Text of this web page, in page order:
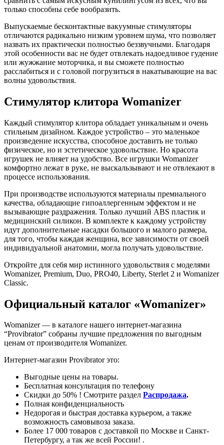
только способны себе вообразить.
Выпускаемые бесконтактные вакуумные стимуляторы
отличаются радикально низким уровнем шума, что позволяет
назвать их практически полностью беззвучными. Благодаря
этой особенности вас не будет отвлекать надоедливое гудение
или жужжание моторчика, и вы сможете полностью
расслабиться и с головой погрузиться в накатывающие на вас
волны удовольствия.
Cтимулятор клитора Womanizer
Каждый стимулятор клитора обладает уникальным и очень
стильным дизайном. Каждое устройство – это маленькое
произведение искусства, способное доставить не только
физическое, но и эстетическое удовольствие. Но красота
игрушек не влияет на удобство. Все игрушки Womanizer
комфортно лежат в руке, не выскальзывают и не отвлекают в
процессе использования.
При производстве используются материалы премиального
качества, обладающие гипоаллергенным эффектом и не
вызывающие раздражения. Только лучший ABS пластик и
медицинский силикон. В комплекте к каждому устройству
идут дополнительные насадки большого и малого размера,
для того, чтобы каждая женщина, все зависимости от своей
индивидуальной анатомии, могла получать удовольствие.
Откройте для себя мир истинного удовольствия с моделями
Womanizer, Premium, Duo, PRO40, Liberty, Sterlet 2 и Womanizer
Classic.
Официальный каталог «Womanizer»
Womanizer — в каталоге нашего интернет-магазина
“Provibrator” собраны лучшие предложения по выгодным
ценам от производителя Womanizer.
Интернет-магазин Provibrator это:
Выгодные цены на товары.
Бесплатная консультация по телефону
Скидки до 50% ! Смотрите раздел Распродажа.
Полная конфиденциальность
Недорогая и быстрая доставка курьером, а также
возможность самовывоза заказа.
Более 17 000 товаров с доставкой по Москве и Санкт-
Петербургу, а так же всей России! .